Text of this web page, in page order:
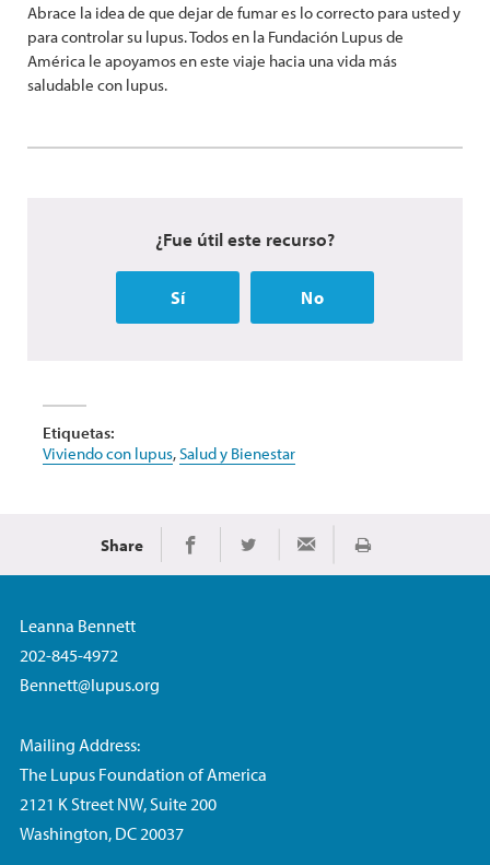
Abrace la idea de que dejar de fumar es lo correcto para usted y
para controlar su lupus. Todos en la Fundación Lupus de
América le apoyamos en este viaje hacia una vida más
saludable con lupus.
¿Fue útil este recurso?
Sí No
Etiquetas:
Viviendo con lupus,Salud y Bienestar
Share Share on Facebook
Share on TwitterShare via EmailImprimir
Leanna Bennett
202-845-4972
Bennett@lupus.org
Mailing Address:
The Lupus Foundation of America
2121 K Street NW, Suite 200
Washington, DC 20037